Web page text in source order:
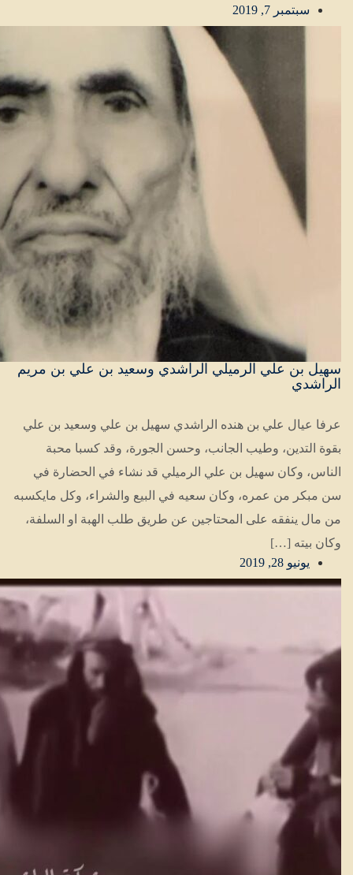
سبتمبر 7, 2019
سهيل بن علي الرميلي الراشدي وسعيد بن علي بن مريم
الراشدي
عرفا عيال علي بن هنده الراشدي سهيل بن علي وسعيد بن علي
بقوة التدين، وطيب الجانب، وحسن الجورة، وقد كسبا محبة
الناس، وكان سهيل بن علي الرميلي قد نشاء في الحضارة في
سن مبكر من عمره، وكان سعيه في البيع والشراء، وكل مايكسبه
من مال ينفقه على المحتاجين عن طريق طلب الهبة او السلفة،
وكان بيته […]
يونيو 28, 2019